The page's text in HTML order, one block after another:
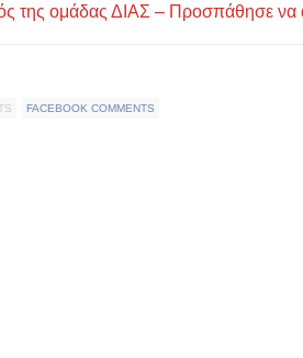
της ομάδας ΔΙΑΣ – Προσπάθησε να
FACEBOOK COMMENTS